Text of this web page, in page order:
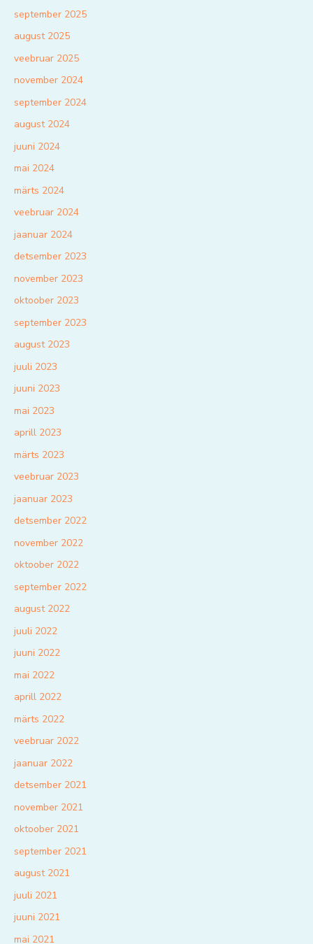
september 2025
august 2025
veebruar 2025
november 2024
september 2024
august 2024
juuni 2024
mai 2024
märts 2024
veebruar 2024
jaanuar 2024
detsember 2023
november 2023
oktoober 2023
september 2023
august 2023
juuli 2023
juuni 2023
mai 2023
aprill 2023
märts 2023
veebruar 2023
jaanuar 2023
detsember 2022
november 2022
oktoober 2022
september 2022
august 2022
juuli 2022
juuni 2022
mai 2022
aprill 2022
märts 2022
veebruar 2022
jaanuar 2022
detsember 2021
november 2021
oktoober 2021
september 2021
august 2021
juuli 2021
juuni 2021
mai 2021